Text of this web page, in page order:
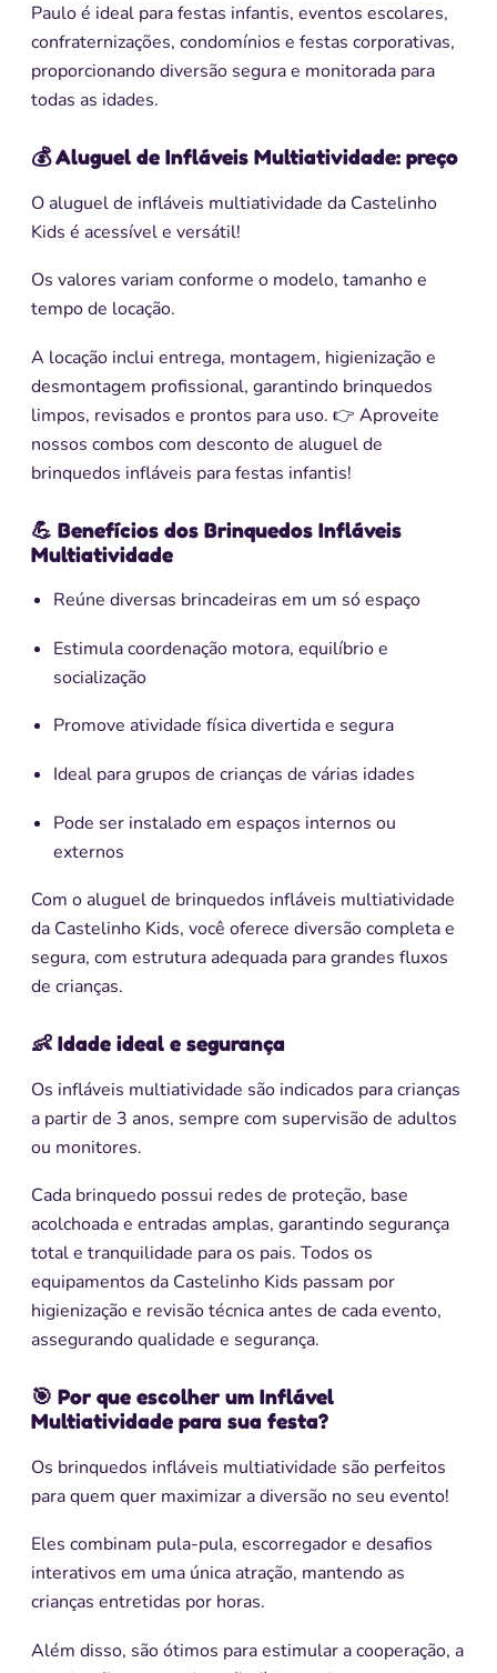
Paulo é ideal para festas infantis, eventos escolares,
confraternizações, condomínios e festas corporativas,
proporcionando diversão segura e monitorada para
todas as idades.
💰 Aluguel de Infláveis Multiatividade: preço
O aluguel de infláveis multiatividade da Castelinho
Kids é acessível e versátil!
Os valores variam conforme o modelo, tamanho e
tempo de locação.
A locação inclui entrega, montagem, higienização e
desmontagem profissional, garantindo brinquedos
limpos, revisados e prontos para uso. 👉 Aproveite
nossos combos com desconto de aluguel de
brinquedos infláveis para festas infantis!
💪 Benefícios dos Brinquedos Infláveis
Multiatividade
Reúne diversas brincadeiras em um só espaço
Estimula coordenação motora, equilíbrio e
socialização
Promove atividade física divertida e segura
Ideal para grupos de crianças de várias idades
Pode ser instalado em espaços internos ou
externos
Com o aluguel de brinquedos infláveis multiatividade
da Castelinho Kids, você oferece diversão completa e
segura, com estrutura adequada para grandes fluxos
de crianças.
👶 Idade ideal e segurança
Os infláveis multiatividade são indicados para crianças
a partir de 3 anos, sempre com supervisão de adultos
ou monitores.
Cada brinquedo possui redes de proteção, base
acolchoada e entradas amplas, garantindo segurança
total e tranquilidade para os pais. Todos os
equipamentos da Castelinho Kids passam por
higienização e revisão técnica antes de cada evento,
assegurando qualidade e segurança.
🎯 Por que escolher um Inflável
Multiatividade para sua festa?
Os brinquedos infláveis multiatividade são perfeitos
para quem quer maximizar a diversão no seu evento!
Eles combinam pula-pula, escorregador e desafios
interativos em uma única atração, mantendo as
crianças entretidas por horas.
Além disso, são ótimos para estimular a cooperação, a